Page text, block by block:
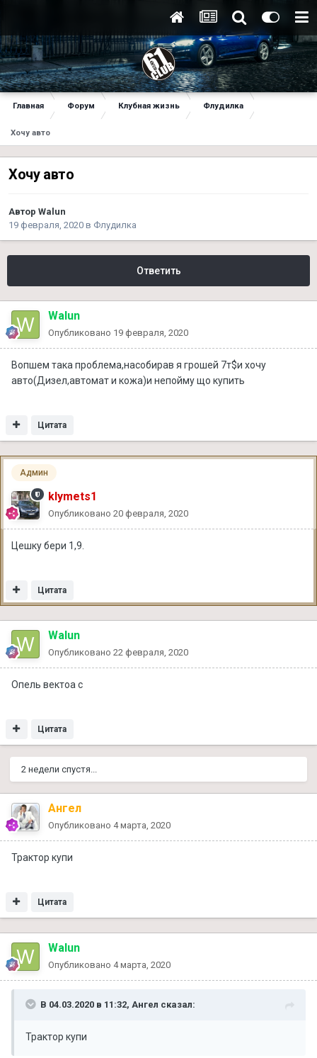
Главная Форум Клубная жизнь Флудилка
Хочу авто
Хочу авто
Автор Walun
19 февраля, 2020 в Флудилка
Ответить
Walun
Опубликовано 19 февраля, 2020
Вопшем така проблема,насобирав я грошей 7т$и хочу
авто(Дизел,автомат и кожа)и непойму що купить
Цитата
Админ
klymets1
Опубликовано 20 февраля, 2020
Цешку бери 1,9.
Цитата
Walun
Опубликовано 22 февраля, 2020
Опель вектоа с
Цитата
2 недели спустя...
Ангел
Опубликовано 4 марта, 2020
Трактор купи
Цитата
Walun
Опубликовано 4 марта, 2020
В 04.03.2020 в 11:32, Ангел сказал:
Трактор купи